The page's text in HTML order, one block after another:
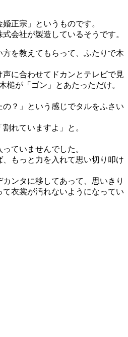
正宗」というものです。
会社が製造しているそうです。
を教えてもらって、ふたりで木
に合わせてドカンとテレビで見
槌が「ゴン」とあたっただけ。
？」という感じでタルをふさい
れていますよ」と。
ていませんでした。
もっと力を入れて思い切り叩け
ンタに移してあって、思いきり
衣裳が汚れないようになってい